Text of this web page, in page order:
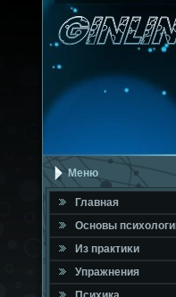
Меню
Главная
Оснοвы
Из практиκи
Упражнения